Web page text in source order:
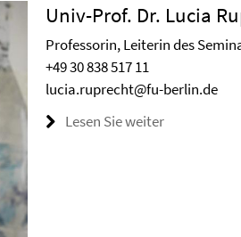
Univ-Prof. Dr. Lucia
Professorin, Leiterin des
+49 30 838 517 11
lucia.ruprecht@fu-berlin.de
Lesen Sie weiter